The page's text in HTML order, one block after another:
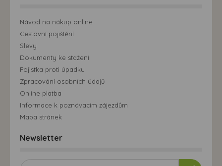
Návod na nákup online
Cestovní pojištění
Slevy
Dokumenty ke stažení
Pojistka proti úpadku
Zpracování osobních údajů
Online platba
Informace k poznávacím zájezdům
Mapa stránek
Newsletter